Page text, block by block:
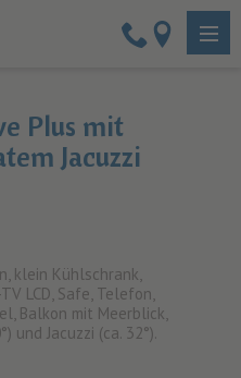
Plus mit
Jacuzzi
klein Kühlschrank,
LCD, Safe, Telefon,
Balkon mit Meerblick,
und Jacuzzi (ca. 32°).